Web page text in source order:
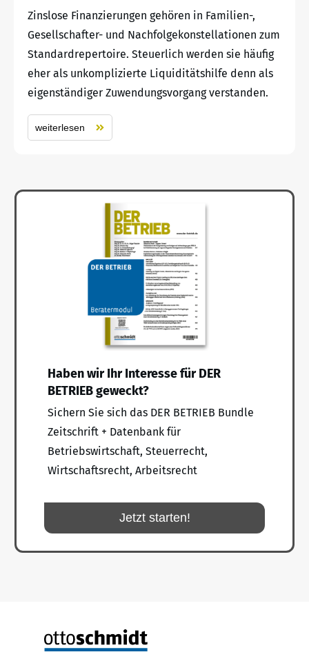
Zinslose Finanzierungen gehören in Familien-,
Gesellschafter- und Nachfolgekonstellationen zum
Standardrepertoire. Steuerlich werden sie häufig
eher als unkomplizierte Liquiditätshilfe denn als
eigenständiger Zuwendungsvorgang verstanden.
weiterlesen
Haben wir Ihr Interesse für DER
BETRIEB geweckt?
Sichern Sie sich das DER BETRIEB Bundle
Zeitschrift + Datenbank für
Betriebswirtschaft, Steuerrecht,
Wirtschaftsrecht, Arbeitsrecht
Jetzt starten!